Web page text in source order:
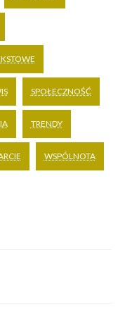
SPOŁECZNOŚĆ
TRENDY
WSPÓLNOTA